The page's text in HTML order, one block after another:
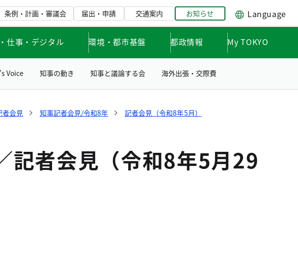
条例・計画・審議会 届出・申請 交通案内 お知らせ Language
仕事・デジタル 環境・都市基盤 都政情報 My TOKYO
Voice 知事の動き 知事と議論する会 海外出張・交際費
者会見 知事記者会見/令和8年
記者会見（令和8年5月）
記者会見（令和8年5月29